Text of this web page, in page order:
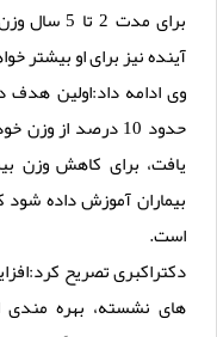
برای مدت 2
آینده نیز برای او بیشتر
وی ادامه داد:اولین هدف
حدود 10 درصد از
یافت، برای کاهش وزن
بیماران آموزش داده
است.
دکتراکبری تصریح
های نشسته، بهره مندی